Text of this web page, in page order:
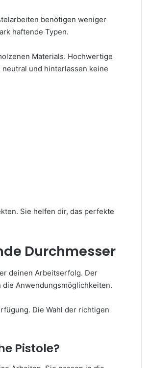
benötigen weniger
haftende Typen.
Materials. Hochwertige
und hinterlassen keine
Sie helfen dir, das perfekte
Durchmesser
deinen Arbeitserfolg. Der
Anwendungsmöglichkeiten.
Die Wahl der richtigen
Pistole?